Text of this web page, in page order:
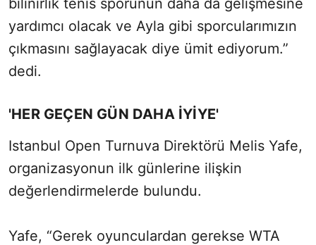
bilinirlik tenis sporunun daha da gelişmesine
yardımcı olacak ve Ayla gibi sporcularımızın
çıkmasını sağlayacak diye ümit ediyorum.”
dedi.
'HER GEÇEN GÜN DAHA İYİYE'
Istanbul Open Turnuva Direktörü Melis Yafe,
organizasyonun ilk günlerine ilişkin
değerlendirmelerde bulundu.
Yafe, “Gerek oyunculardan gerekse WTA